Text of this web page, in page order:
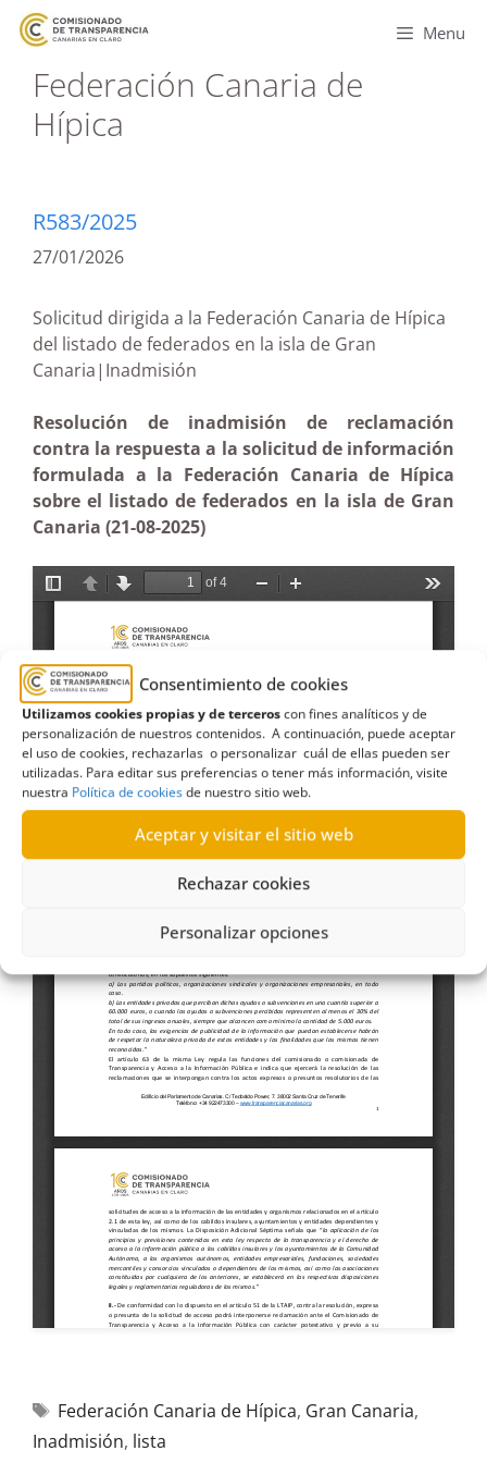
Consentimiento de cookies
Utilizamos cookies propias y de terceroscon fines analíticos y de
personalización de nuestros contenidos. A continuación, puede aceptar
el uso de cookies, rechazarlas o personalizar cuál de ellas pueden ser
utilizadas. Para editar sus preferencias o tener más información, visite
nuestra Política de cookiesde nuestro sitio web.
Aceptar y visitar el sitio web
Rechazar cookies
Personalizar opciones
Menu
Federación Canaria de
Hípica
R583/2025
27/01/2026
Solicitud dirigida a la Federación Canaria de Hípica
del listado de federados en la isla de Gran
Canaria|Inadmisión
Resolución de inadmisión de reclamación
contra la respuesta a la solicitud de información
formulada a la Federación Canaria de Hípica
sobre el listado de federados en la isla de Gran
Canaria (21-08-2025)
Federación Canaria de Hípica, Gran Canaria,
Inadmisión, lista